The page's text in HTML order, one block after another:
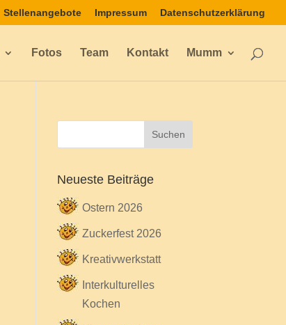
Stellenangebote Impressum Datenschutzerklärung
Fotos Team Kontakt Mumm
Neueste Beiträge
Ostern 2026
Zuckerfest 2026
Kreativwerkstatt
Interkulturelles
Kochen